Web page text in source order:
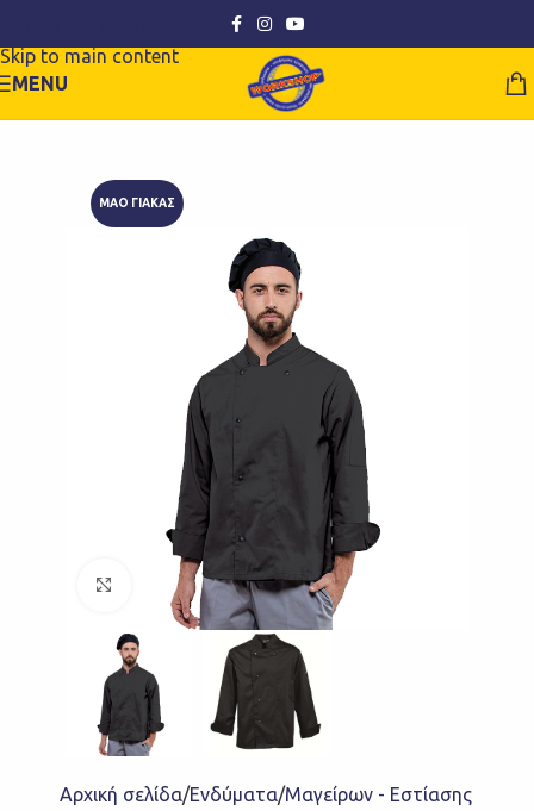
Skip to main content
MENU
ΜΑΟ ΓΙΑΚΑΣ
Click to enlarge
Αρχική σελίδα Ενδύματα Μαγείρων - Εστίασης